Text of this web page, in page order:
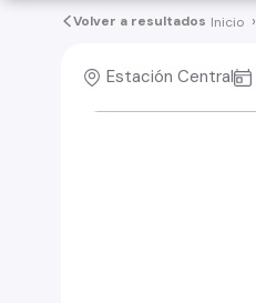
Volver a resultados Inicio
Estación Central